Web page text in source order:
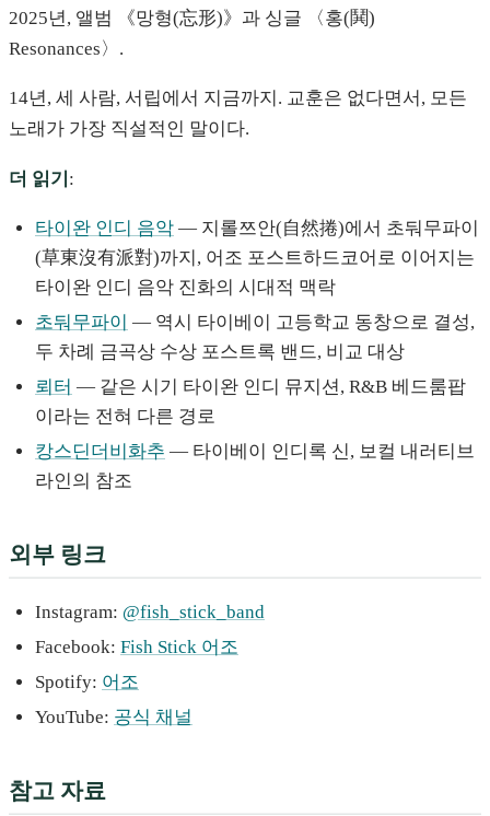
2025년, 앨범 《망형(忘形)》과 싱글 〈홍(鬨)
Resonances〉.
14년, 세 사람, 서립에서 지금까지. 교훈은 없다면서, 모든
노래가 가장 직설적인 말이다.
더 읽기 :
타이완 인디 음악 — 지롤쯔안(自然捲)에서 초둬무파이
(草東沒有派對)까지, 어조 포스트하드코어로 이어지는
타이완 인디 음악 진화의 시대적 맥락
초둬무파이 — 역시 타이베이 고등학교 동창으로 결성,
두 차례 금곡상 수상 포스트록 밴드, 비교 대상
뢰터 — 같은 시기 타이완 인디 뮤지션, R&B 베드룸팝
이라는 전혀 다른 경로
캉스딘더비화추 — 타이베이 인디록 신, 보컬 내러티브
라인의 참조
외부 링크
Instagram: @fish_stick_band
Facebook: Fish Stick 어조
Spotify: 어조
YouTube: 공식 채널
참고 자료